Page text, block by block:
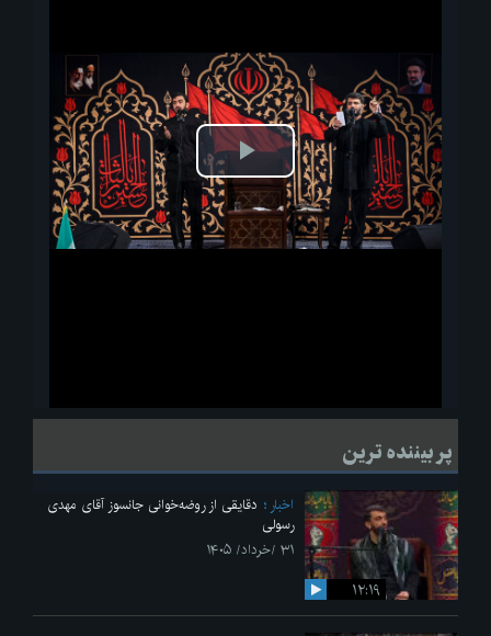
پخش
ویدیو
لحظاتی از قرائت زیارت اربعین امام حسین(ع) در مراسم عزاداری هیئات
پر بیننده ترین
۱۲:۱۹
اخبار
دقایقی از روضه‌خوانی جانسوز آقای مهدی
رسولی
۳۱ /خرداد/ ۱۴۰۵